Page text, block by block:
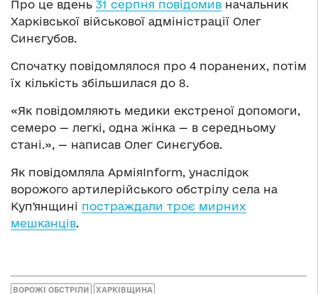
Про це вдень 31 серпня повідомив начальник
Харківської військової адміністрації Олег
Синєгубов.
Спочатку повідомлялося про 4 поранених, потім
їх кількість збільшилася до 8.
«Як повідомляють медики екстреної допомоги,
семеро — легкі, одна жінка — в середньому
стані.», — написав Олег Синєгубов.
Як повідомляла АрміяInform, унаслідок
ворожого артилерійського обстрілу села на
Купʼянщині постраждали троє мирних
мешканців.
ВОРОЖІ ОБСТРІЛИ ХАРКІВЩИНА